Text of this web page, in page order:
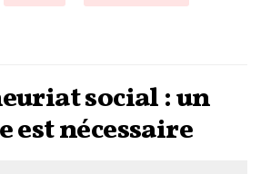
social : un
est nécessaire